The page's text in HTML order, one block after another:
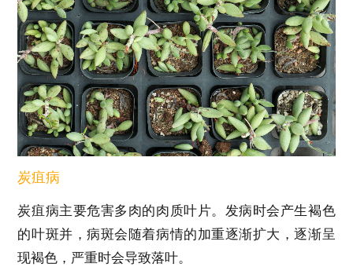
炭疽病
炭疽病主要危害多肉的肉质叶片。发病时会产生褐色
的叶斑并，病斑会随着病情的加重逐渐扩大，逐渐呈
现褐色，严重时会导致落叶。